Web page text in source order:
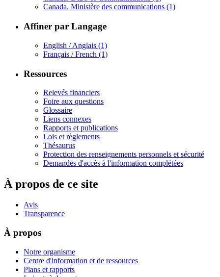
Canada. Ministère des communications (1)
Affiner par Langage
English / Anglais (1)
Français / French (1)
Ressources
Relevés financiers
Foire aux questions
Glossaire
Liens connexes
Rapports et publications
Lois et règlements
Thésaurus
Protection des renseignements personnels et sécurité
Demandes d'accès à l'information complétées
À propos de ce site
Avis
Transparence
À propos
Notre organisme
Centre d'information et de ressources
Plans et rapports